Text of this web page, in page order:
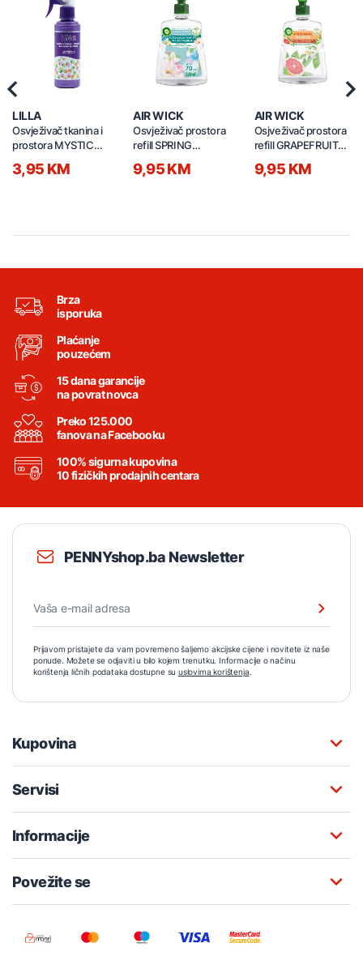
LILLA
Osvježivač tkanina i
prostora MYSTIC
3,95 KM
AIR WICK
Osvježivač prostora
refill SPRING
9,95 KM
AIR WICK
Osjveživač prostora
refill GRAPEFRUIT
9,95 KM
Brza
isporuka
Plaćanje
pouzećem
15 dana garancije
na povrat novca
Preko 125.000
fanova na Facebooku
100% sigurna kupovina
10 fizičkih prodajnih centara
PENNYshop.ba Newsletter
Prijavom pristajete da vam povremeno šaljemo akcijske cijene i novitete iz naše
ponude. Možete se odjaviti u bilo kojem trenutku. Informacije o načinu
korištenja ličnih podataka dostupne su uslovima korištenja.
Kupovina
Servisi
Informacije
Povežite se